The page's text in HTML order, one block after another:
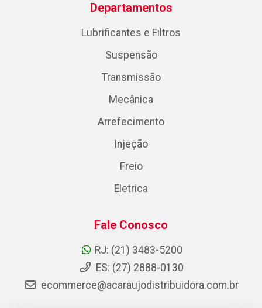
Departamentos
Lubrificantes e Filtros
Suspensão
Transmissão
Mecânica
Arrefecimento
Injeção
Freio
Eletrica
Fale Conosco
RJ: (21) 3483-5200
ES: (27) 2888-0130
ecommerce@acaraujodistribuidora.com.br